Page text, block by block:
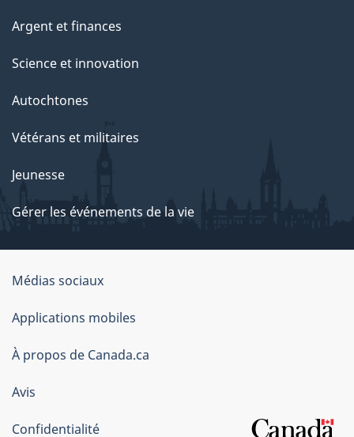
Argent et finances
Science et innovation
Autochtones
Vétérans et militaires
Jeunesse
Gérer les événements de la vie
Organisation
du
gouvernement
du
Canada
Médias sociaux
Applications mobiles
À propos de Canada.ca
Avis
Confidentialité